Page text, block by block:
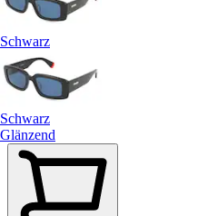
Schwarz
Schwarz
Glänzend